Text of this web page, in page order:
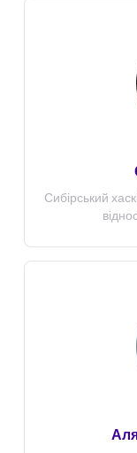
Сибірський